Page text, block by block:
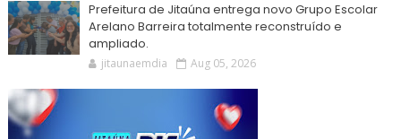
Prefeitura de Jitaúna entrega novo Grupo Escolar
Arelano Barreira totalmente reconstruído e
ampliado.
jitaunaemdia Aug 05, 2026